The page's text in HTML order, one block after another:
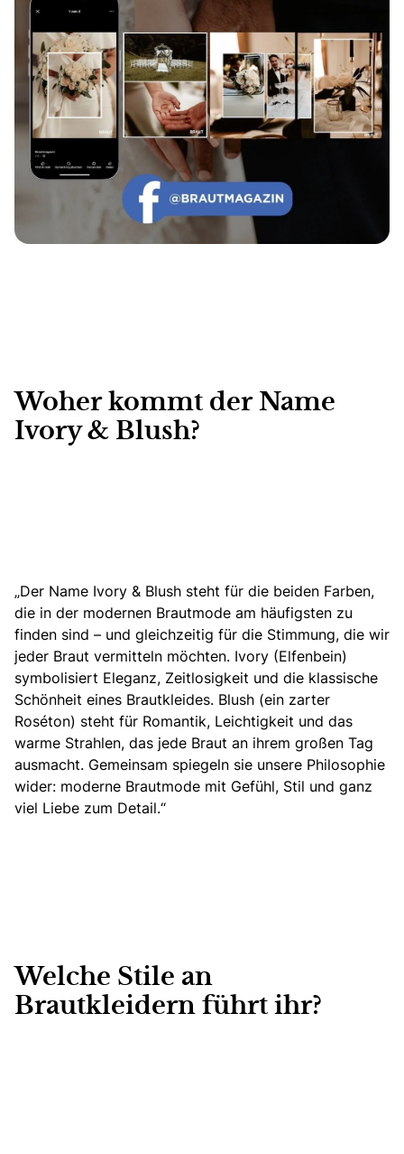
Woher kommt der Name
Ivory & Blush?
„Der Name Ivory & Blush steht für die beiden Farben,
die in der modernen Brautmode am häufigsten zu
finden sind – und gleichzeitig für die Stimmung, die wir
jeder Braut vermitteln möchten. Ivory (Elfenbein)
symbolisiert Eleganz, Zeitlosigkeit und die klassische
Schönheit eines Brautkleides. Blush (ein zarter
Roséton) steht für Romantik, Leichtigkeit und das
warme Strahlen, das jede Braut an ihrem großen Tag
ausmacht. Gemeinsam spiegeln sie unsere Philosophie
wider: moderne Brautmode mit Gefühl, Stil und ganz
viel Liebe zum Detail.“
Welche Stile an
Brautkleidern führt ihr?